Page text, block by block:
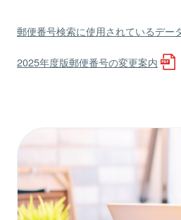
郵便番号検索に使用されているデー
2025年度版郵便番号の変更案内